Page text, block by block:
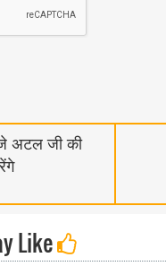
अटल जी की
Like